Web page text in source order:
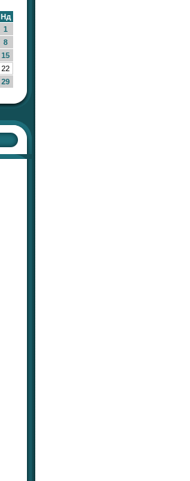
Нд
1
8
15
22
29